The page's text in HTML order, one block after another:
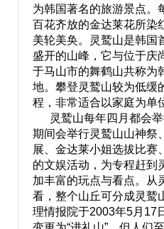
为韩国著名的旅游景点。
百花齐放的金达莱花所染
美轮美奂。灵鹫山是韩国
盛开的山峰，它与位于庆
于马山市的舞鹤山共称为
地。攀登灵鹫山较为低缓
程，非常适合以家庭为单
灵鹫山每年四月都会举
期间会举行灵鹫山山神祭
展、金达莱小姐选拔比赛
的文娱活动，为专程赶到
加丰富的玩点与看点。从
看，整个山丘可分成灵鹫
理情报院于2003年5月17